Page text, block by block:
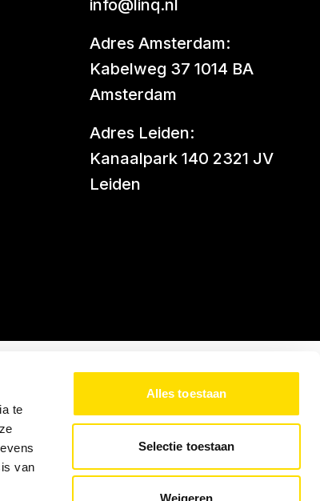
te
van
Alles toestaan
Selectie toestaan
Weigeren
info@linq.nl
Adres Amsterdam:
Kabelweg 37 1014 BA
Amsterdam
Adres Leiden:
Kanaalpark 140 2321 JV
Leiden